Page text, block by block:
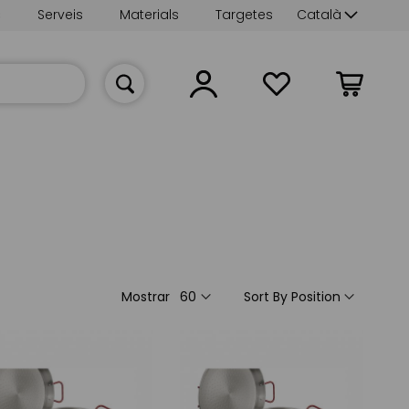
Language
Català
Targetes
Materials
Serveis
La meva
Sort By
Mostrar